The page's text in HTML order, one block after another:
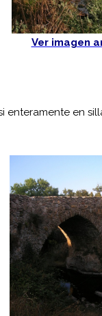
Ver imagen
en